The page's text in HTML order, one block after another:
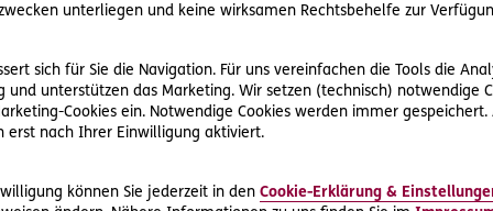
unterliegen und keine wirksamen Rechtsbehelfe zur
sich für Sie die Navigation. Für uns vereinfachen die Tools die
und unterstützen das Marketing. Wir setzen (technisch) notwendige
Cookies ein. Notwendige Cookies werden immer
erst nach Ihrer Einwilligung aktiviert.
können Sie jederzeit in den Cookie-Erklärung &
es unterschiedliche Putztechniken. Für Kinder eignet
und auch leicht zu merken: Zunächst die
Technik setzen möchten, gibt es unterschiedliche
Zahnbürste bewusst in die Zahnzwischenräume gedrängt,
setzt darauf, in kreisenden Bewegungen über Außen- und